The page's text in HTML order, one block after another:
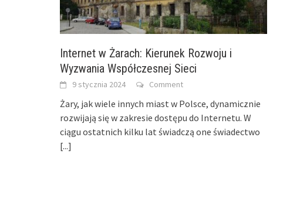
Internet w Żarach: Kierunek Rozwoju i
Wyzwania Współczesnej Sieci
9 stycznia 2024 Comment
Żary, jak wiele innych miast w Polsce, dynamicznie
rozwijają się w zakresie dostępu do Internetu. W
ciągu ostatnich kilku lat świadczą one świadectwo
[...]